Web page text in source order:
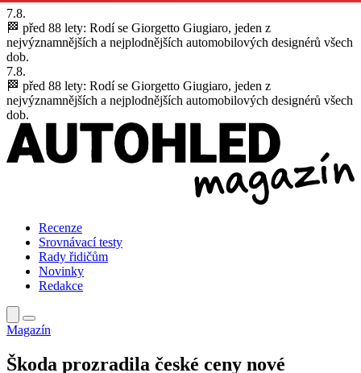
7.8.
🏁 před 88 lety: Rodí se Giorgetto Giugiaro, jeden z
nejvýznamnějších a nejplodnějších automobilových designérů všech
dob.
7.8.
🏁 před 88 lety: Rodí se Giorgetto Giugiaro, jeden z
nejvýznamnějších a nejplodnějších automobilových designérů všech
dob.
Recenze
Srovnávací testy
Rady řidičům
Novinky
Redakce
Magazín
Škoda prozradila české ceny nové